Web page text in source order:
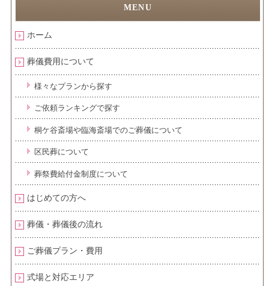
ホーム
葬儀費用について
様々なプランから探す
ご依頼ランキングで探す
桐ケ谷斎場や臨海斎場でのご葬儀について
区民葬について
葬祭費給付金制度について
はじめての方へ
葬儀・葬儀後の流れ
ご葬儀プラン・費用
式場と対応エリア